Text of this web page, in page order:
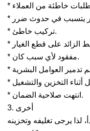
* تركيب خاطئ.
* مفقود لأي سبب كان.
* انتهت صلاحية الضمان.
3. أخرى
لذا يرجى تغليفه وتخزينه